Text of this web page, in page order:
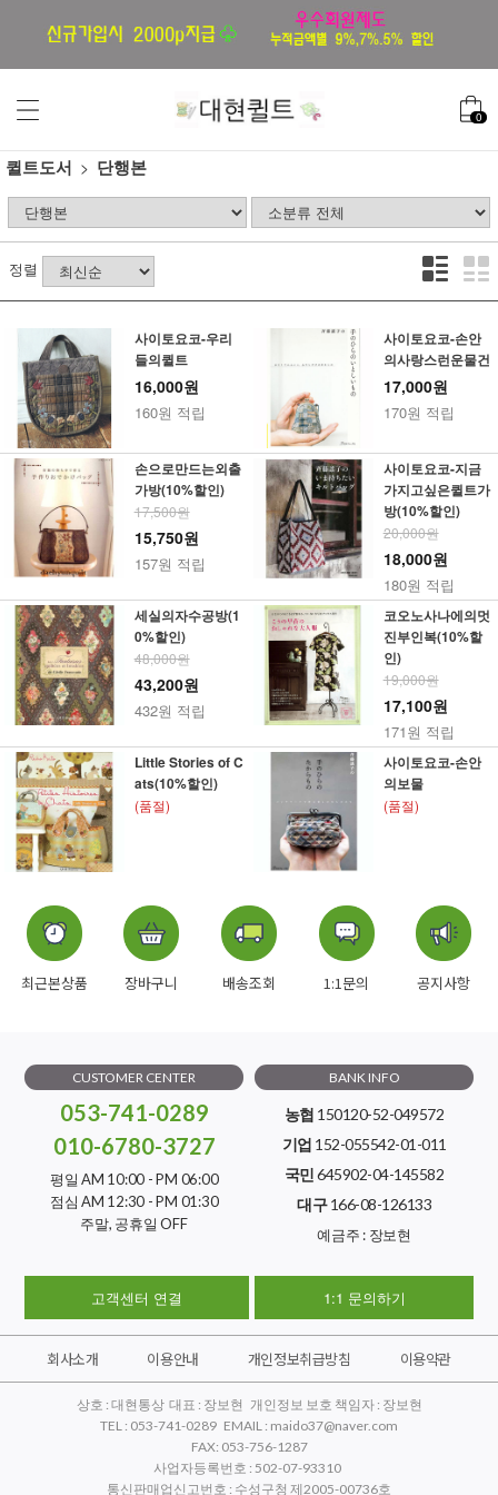
0
퀼트도서 단행본
정렬
사이토요코-우리
들의퀼트
16,000원
160원 적립
사이토요코-손안
의사랑스런운물건
17,000원
170원 적립
손으로만드는외출
가방(10%할인)
17,500원
15,750원
157원 적립
사이토요코-지금
가지고싶은퀼트가
방(10%할인)
20,000원
18,000원
180원 적립
세실의자수공방(1
0%할인)
48,000원
43,200원
432원 적립
코오노사나에의멋
진부인복(10%할
인)
19,000원
17,100원
171원 적립
Little Stories of C
ats(10%할인)
(품절)
사이토요코-손안
의보물
(품절)
최근본상품 장바구니 배송조회 1:1문의 공지사항
CUSTOMER CENTER
053-741-0289
010-6780-3727
평일 AM 10:00 - PM 06:00
점심 AM 12:30 - PM 01:30
주말, 공휴일 OFF
BANK INFO
농협 150120-52-049572
기업 152-055542-01-011
국민645902-04-145582
대구166-08-126133
예금주 : 장보현
고객센터 연결 1:1 문의하기
회사소개 이용안내 개인정보취급방침 이용약관
상호 : 대현통상 대표 : 장보현 개인정보 보호 책임자 : 장보현
TEL : 053-741-0289 EMAIL : maido37@naver.com
FAX: 053-756-1287
사업자등록번호 : 502-07-93310
통신판매업신고번호 : 수성구청 제2005-00736호